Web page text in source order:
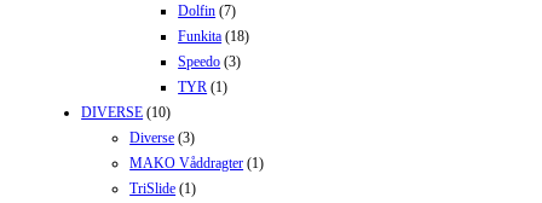
Dolfin (7)
Funkita (18)
Speedo (3)
TYR (1)
DIVERSE (10)
Diverse (3)
MAKO Våddragter (1)
TriSlide (1)